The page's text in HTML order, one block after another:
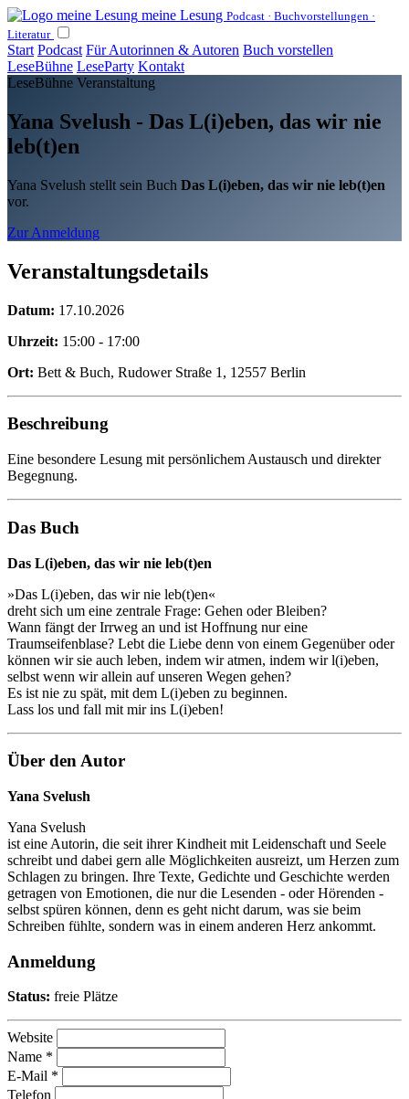
meine Lesung Podcast · Buchvorstellungen ·
Literatur
Start Podcast Für Autorinnen & Autoren Buch vorstellen
LeseBühne LeseParty Kontakt
LeseBühne Veranstaltung
Yana Svelush - Das L(i)eben, das wir nie
leb(t)en
Yana Svelush stellt sein Buch Das L(i)eben, das wir nie leb(t)en
vor.
Zur Anmeldung
Veranstaltungsdetails
Datum: 17.10.2026
Uhrzeit: 15:00 - 17:00
Ort: Bett & Buch, Rudower Straße 1, 12557 Berlin
Beschreibung
Eine besondere Lesung mit persönlichem Austausch und direkter
Begegnung.
Das Buch
Das L(i)eben, das wir nie leb(t)en
»Das L(i)eben, das wir nie leb(t)en«
dreht sich um eine zentrale Frage: Gehen oder Bleiben?
Wann fängt der Irrweg an und ist Hoffnung nur eine
Traumseifenblase? Lebt die Liebe denn von einem Gegenüber oder
können wir sie auch leben, indem wir atmen, indem wir l(i)eben,
selbst wenn wir allein auf unseren Wegen gehen?
Es ist nie zu spät, mit dem L(i)eben zu beginnen.
Lass los und fall mit mir ins L(i)eben!
Über den Autor
Yana Svelush
Yana Svelush
ist eine Autorin, die seit ihrer Kindheit mit Leidenschaft und Seele
schreibt und dabei gern alle Möglichkeiten ausreizt, um Herzen zum
Schlagen zu bringen. Ihre Texte, Gedichte und Geschichte werden
getragen von Emotionen, die nur die Lesenden - oder Hörenden -
selbst spüren können, denn es geht nicht darum, was sie beim
Schreiben fühlte, sondern was in einem anderen Herz ankommt.
Anmeldung
Status: freie Plätze
Website
Name *
E-Mail *
Telefon